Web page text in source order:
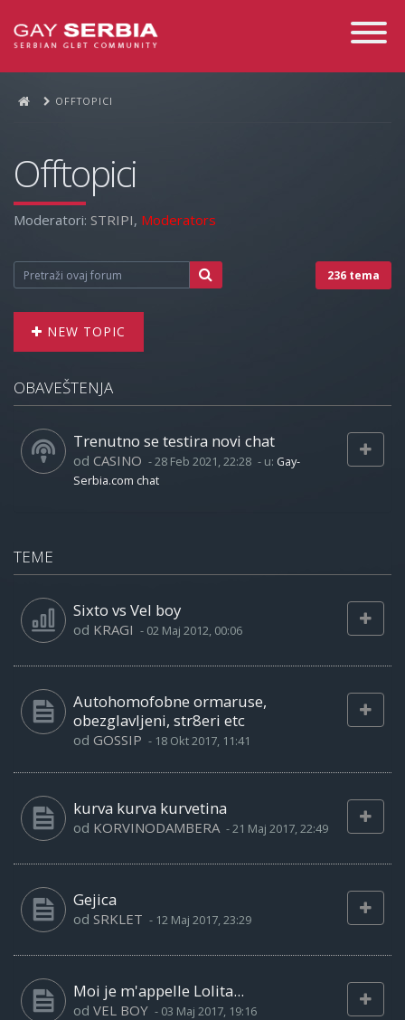
Toggle
OFFTOPICI
Offtopici
Moderatori: STRIPI, Moderators
236 tema
NEW TOPIC
OBAVEŠTENJA
Trenutno se testira novi chat
od CASINO -28 Feb 2021, 22:28 - u: Gay-
Serbia.com chat
TEME
Sixto vs Vel boy
od KRAGI - 02 Maj 2012, 00:06
Autohomofobne ormaruse,
obezglavljeni, str8eri etc
od GOSSIP - 18 Okt 2017, 11:41
kurva kurva kurvetina
od KORVINODAMBERA -21 Maj 2017, 22:49
Gejica
od SRKLET - 12 Maj 2017, 23:29
Moi je m'appelle Lolita...
od VEL BOY - 03 Maj 2017, 19:16